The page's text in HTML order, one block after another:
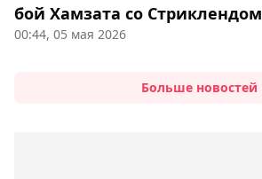
бой Хамзата со Стриклендом
00:44, 05 мая 2026
Больше новостей